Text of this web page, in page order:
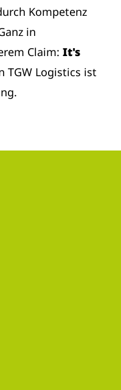
Kompetenz
in
Claim: It's
TGW Logistics ist